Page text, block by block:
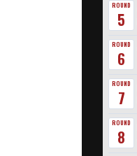
ROUND
5
ROUND
6
ROUND
7
ROUND
8